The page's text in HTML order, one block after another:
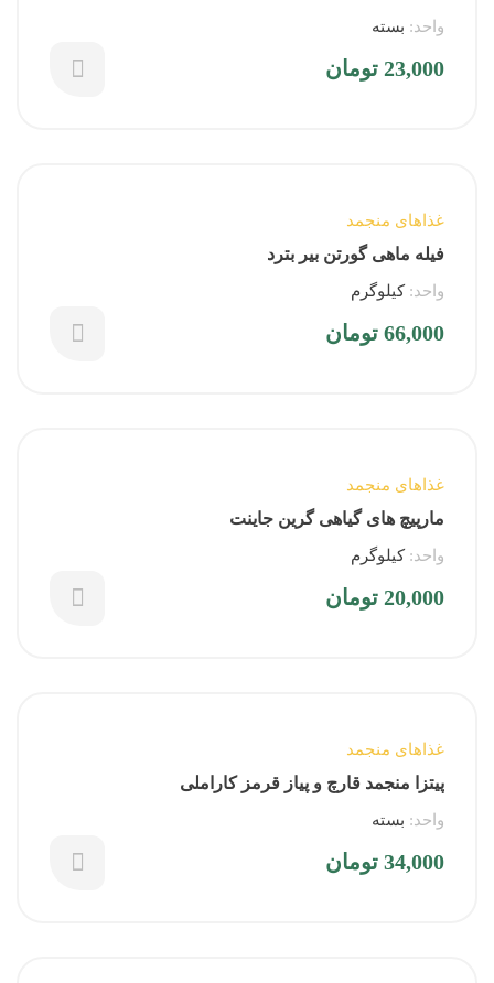
واحد: بسته
23,000 تومان
غذاهای منجمد
فیله ماهی گورتن بیر بترد
واحد: کیلوگرم
66,000 تومان
غذاهای منجمد
مارپیچ های گیاهی گرین جاینت
واحد: کیلوگرم
20,000 تومان
غذاهای منجمد
پیتزا منجمد قارچ و پیاز قرمز کاراملی
واحد: بسته
34,000 تومان